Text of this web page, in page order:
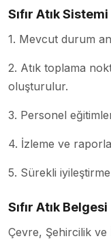
Sıfır Atık
1. Mevcut durum
2. Atık toplama
oluşturulur.
3. Personel
4. İzleme ve
5. Sürekli iyileştirme
Sıfır Atık Belgesi
Çevre, Şehircilik ve